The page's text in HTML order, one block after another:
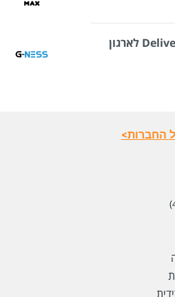
Delivery Excellence Manager לארגון
החברות>